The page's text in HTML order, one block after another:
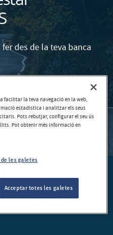
des de la teva banca
teves
des
facilitar la teva navegació en la web,
estadística i analitzar els seus
Pots rebutjar, configurar el seu ús
Pot obtenir més informació en
les galetes
Acceptar totes les galetes